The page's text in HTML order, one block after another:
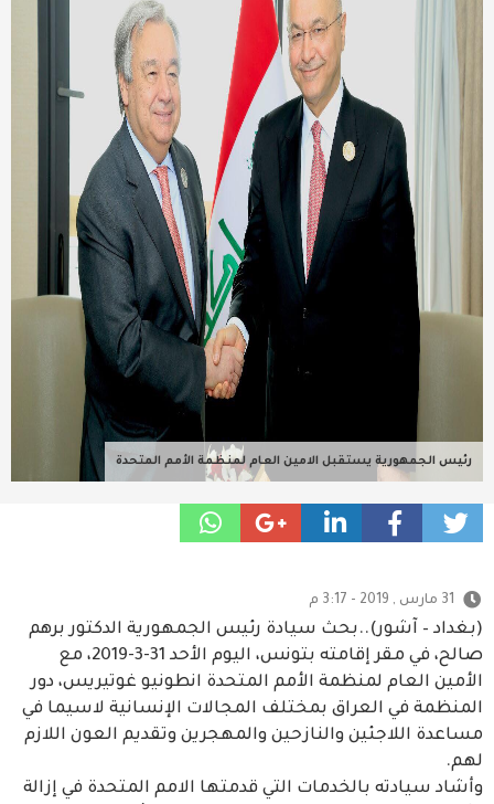
رئيس الجمهورية يستقبل الامين العام لمنظمة الأمم المتحدة
31 مارس , 2019 - 3:17 م
(بغداد – آشور)..بحث سيادة رئيس الجمهورية الدكتور برهم
صالح، في مقر إقامته بتونس، اليوم الأحد 31-3-2019، مع
الأمين العام لمنظمة الأمم المتحدة انطونيو غوتيريس، دور
المنظمة في العراق بمختلف المجالات الإنسانية لاسيما في
مساعدة اللاجئين والنازحين والمهجرين وتقديم العون اللازم
لهم.
وأشاد سيادته بالخدمات التي قدمتها الامم المتحدة في إزالة
عربية ودولية
تقنيات
تحقيقات صحفية
مقالات
عامة ومنوعات
طب وصحة